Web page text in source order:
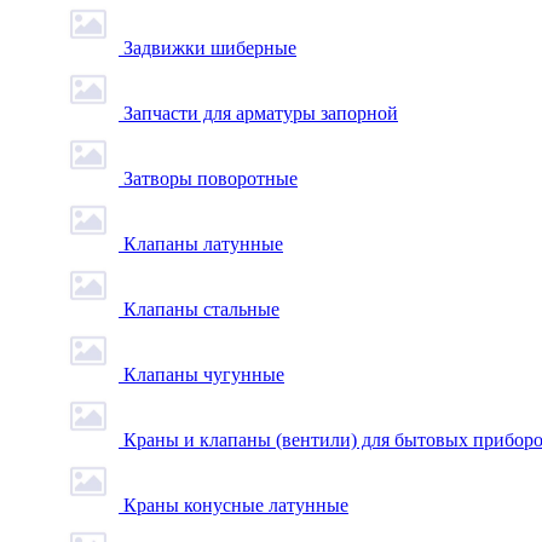
Задвижки шиберные
Запчасти для арматуры запорной
Затворы поворотные
Клапаны латунные
Клапаны стальные
Клапаны чугунные
Краны и клапаны (вентили) для бытовых
Краны конусные латунные